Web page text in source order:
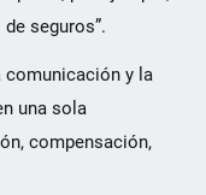
seguros”.
comunicación y la
una sola
compensación,